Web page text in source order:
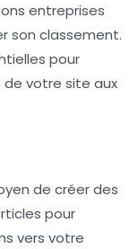
entreprises
son classement.
pour
votre site aux
de créer des
pour
vers votre